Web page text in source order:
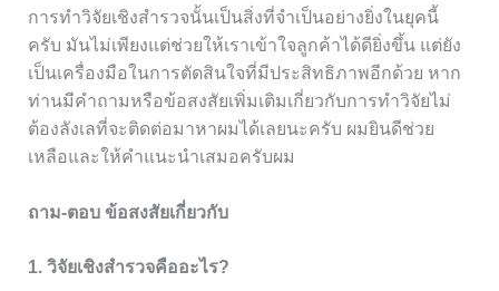
การทำวิจัยเชิงสำรวจนั้นเป็นสิ่งที่จำเป็นอย่างยิ่งในยุคนี้
ครับ มันไม่เพียงแต่ช่วยให้เราเข้าใจลูกค้าได้ดียิ่งขึ้น แต่ยัง
เป็นเครื่องมือในการตัดสินใจที่มีประสิทธิภาพอีกด้วย หาก
ท่านมีคำถามหรือข้อสงสัยเพิ่มเติมเกี่ยวกับการทำวิจัยไม่
ต้องลังเลที่จะติดต่อมาหาผมได้เลยนะครับ ผมยินดีช่วย
เหลือและให้คำแนะนำเสมอครับผม
ถาม-ตอบ ข้อสงสัยเกี่ยวกับ
1. วิจัยเชิงสำรวจคืออะไร?